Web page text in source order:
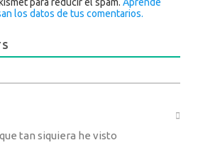
los datos de tus comentarios.
tan siquiera he visto